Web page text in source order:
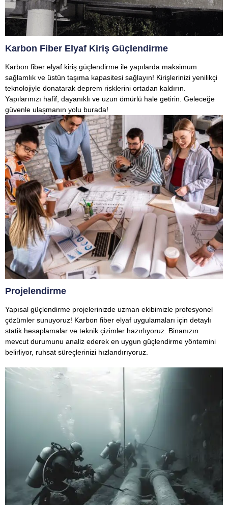
Karbon Fiber Elyaf Kiriş Güçlendirme
Karbon fiber elyaf kiriş güçlendirme ile yapılarda maksimum
sağlamlık ve üstün taşıma kapasitesi sağlayın! Kirişlerinizi yenilikçi
teknolojiyle donatarak deprem risklerini ortadan kaldırın.
Yapılarınızı hafif, dayanıklı ve uzun ömürlü hale getirin. Geleceğe
güvenle ulaşmanın yolu burada!
Projelendirme
Yapısal güçlendirme projelerinizde uzman ekibimizle profesyonel
çözümler sunuyoruz! Karbon fiber elyaf uygulamaları için detaylı
statik hesaplamalar ve teknik çizimler hazırlıyoruz. Binanızın
mevcut durumunu analiz ederek en uygun güçlendirme yöntemini
belirliyor, ruhsat süreçlerinizi hızlandırıyoruz.